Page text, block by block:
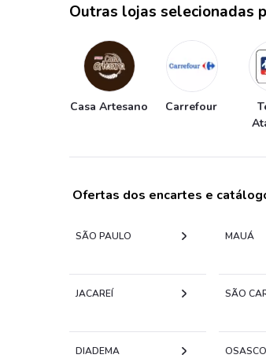
Outras lojas selecionadas
Casa Artesano Carrefour
Ofertas dos encartes e
SÃO PAULO MAUÁ
JACAREÍ SÃO
DIADEMA OSASCO